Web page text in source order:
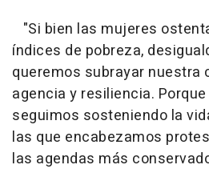
"Si bien las mujeres
índices de pobreza,
queremos subrayar nuestra
agencia y resiliencia.
seguimos sosteniendo la
las que encabezamos
las agendas más